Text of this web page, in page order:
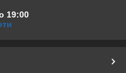
сонячних променів і
19:00